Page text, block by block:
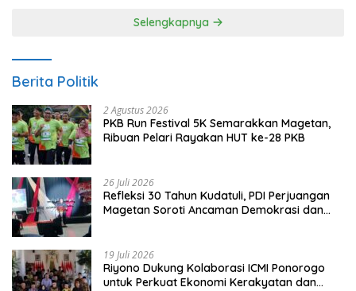
Selengkapnya
Berita Politik
2 Agustus 2026
PKB Run Festival 5K Semarakkan Magetan,
Ribuan Pelari Rayakan HUT ke-28 PKB
26 Juli 2026
Refleksi 30 Tahun Kudatuli, PDI Perjuangan
Magetan Soroti Ancaman Demokrasi dan
19 Juli 2026
Riyono Dukung Kolaborasi ICMI Ponorogo
untuk Perkuat Ekonomi Kerakyatan dan